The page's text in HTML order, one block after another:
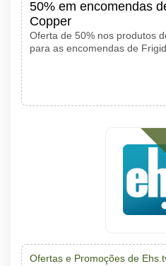
50% em encomendas
Copper
Oferta de 50% nos produtos
para as encomendas de
Ofertas e Promoções de